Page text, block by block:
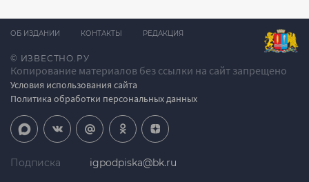
© ИЗВЕСТНО.РУ
Копирование материалов без ссылки на сайт запрещено
Условия использования сайта
Политика обработки персональных данных
ОБ ИЗДАНИИ КОНТАКТЫ РЕДАКЦИЯ
Подписка igpodpiska@bk.ru